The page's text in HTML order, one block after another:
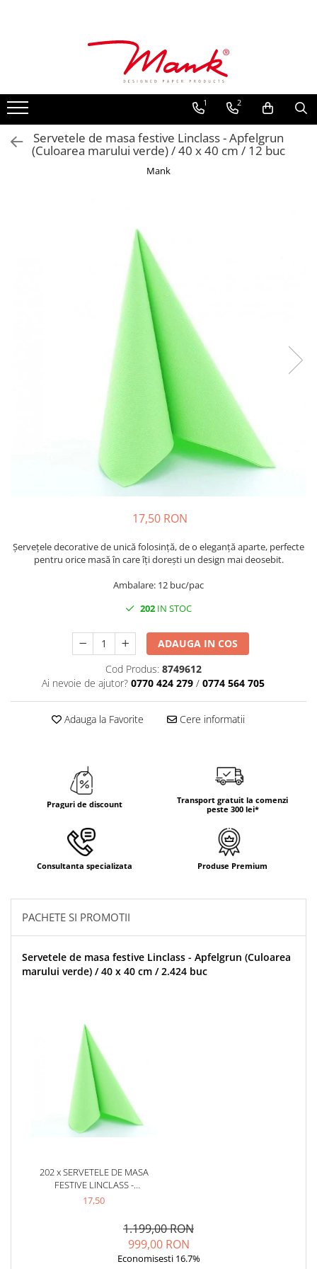
Toate Produsele
UNI
IMPRIMEU
SERVETELE FESTIVE
AURIU, ARGINTIU & BRONZ
TEMATICA MARINA - PESCARESTI
IARNA-CRACIUN-REVELION
SERVETELE CU BUZUNAR TACAMURI
DELUXE LIGHT
DELUXE, 4 straturi
LINCLASS, High Quality
TRAVERSE DE MASA
AURIU, ARGINTIU & BRONZ
CULORI UNI
Cu IMPRIMEU
CAPACE, COASTERE & BAVETE
FUSTE MASA BUFET
LUMANARI
VESELA PREMIUM UNICA
SPA & WELLNESS
CUMPARA LA BAX - 1+1 Gratis
DECORURI DE MASA TEMATICE
DECOR ALB & IVORY
DECOR ROSU & BORDO
DECOR VERDE
DECOR ALBASTRU
DECOR ARGINTIU & GRI
DECOR BRONZ
DECOR PORTOCALIU & CARAMIZIU
DECOR GALBEN
DECOR CREM
DECOR BEJ & MARO
DECOR NUNTA & LOGODNA
1 2
Servetele de masa festive Linclass - Apfelgrun
(Culoarea marului verde) / 40 x 40 cm / 12 buc
Mank
17,50 RON
Șervețele decorative de unică folosință, de o eleganță aparte, perfecte
pentru orice masă în care îți dorești un design mai deosebit.
Ambalare: 12 buc/pac
202 IN STOC
ADAUGA IN COS
Cod Produs: 8749612
Ai nevoie de ajutor? 0770 424 279 / 0774 564 705
Adauga la Favorite Cere informatii
Praguri de discount
Transport gratuit la comenzi
peste 300 lei*
Consultanta specializata Produse Premium
PACHETE SI PROMOTII
Servetele de masa festive Linclass - Apfelgrun (Culoarea
marului verde) / 40 x 40 cm / 2.424 buc
202 x SERVETELE DE MASA
FESTIVE LINCLASS -
APFELGRUN (CULOAREA
17,50
1.199,00 RON
999,00 RON
Economisesti 16.7%